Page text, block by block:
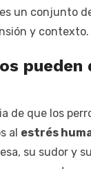
un conjunto
y contexto.
de que los
al estrés
su sudor y